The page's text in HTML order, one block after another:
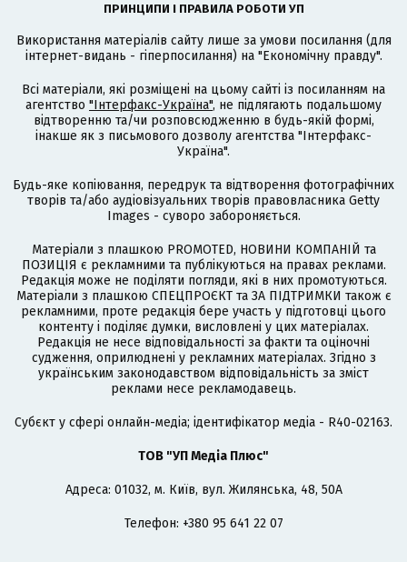
ПРИНЦИПИ І ПРАВИЛА РОБОТИ УП
Використання матеріалів сайту лише за умови посилання (для
інтернет-видань - гіперпосилання) на "Економічну правду".
Всі матеріали, які розміщені на цьому сайті із посиланням на
агентство "Інтерфакс-Україна", не підлягають подальшому
відтворенню та/чи розповсюдженню в будь-якій формі,
інакше як з письмового дозволу агентства "Інтерфакс-
Україна".
Будь-яке копіювання, передрук та відтворення фотографічних
творів та/або аудіовізуальних творів правовласника Getty
Images - суворо забороняється.
Матеріали з плашкою PROMOTED, НОВИНИ КОМПАНІЙ та
ПОЗИЦІЯ є рекламними та публікуються на правах реклами.
Редакція може не поділяти погляди, які в них промотуються.
Матеріали з плашкою СПЕЦПРОЄКТ та ЗА ПІДТРИМКИ також є
рекламними, проте редакція бере участь у підготовці цього
контенту і поділяє думки, висловлені у цих матеріалах.
Редакція не несе відповідальності за факти та оціночні
судження, оприлюднені у рекламних матеріалах. Згідно з
українським законодавством відповідальність за зміст
реклами несе рекламодавець.
Cубєкт у сфері онлайн-медіа; ідентифікатор медіа - R40-02163.
ТОВ "УП Медіа Плюс"
Адреса: 01032, м. Київ, вул. Жилянська, 48, 50А
Телефон: +380 95 641 22 07